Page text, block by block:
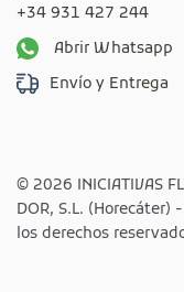
+34 931 427 244
Abrir Whatsapp
Envío y Entrega
© 2026 INICIATIVAS
DOR, S.L. (Horecáter)
los derechos